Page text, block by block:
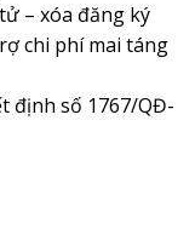
– xóa đăng ký
chi phí mai táng
định số 1767/QĐ-